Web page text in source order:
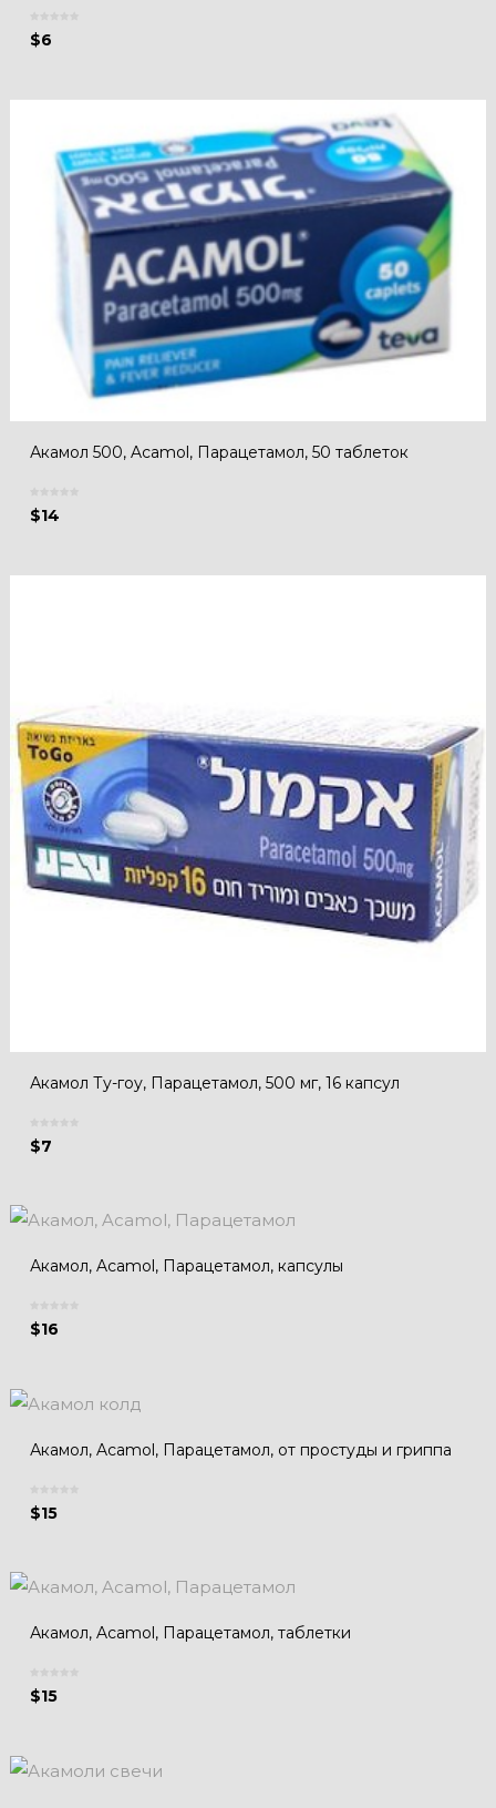
$6
Акамол 500, Acamol, Парацетамол, 50 таблеток
$14
Акамол Ту-гоу, Парацетамол, 500 мг, 16 капсул
$7
Акамол, Acamol, Парацетамол, капсулы
$16
Акамол, Acamol, Парацетамол, от простуды и гриппа
$15
Акамол, Acamol, Парацетамол, таблетки
$15